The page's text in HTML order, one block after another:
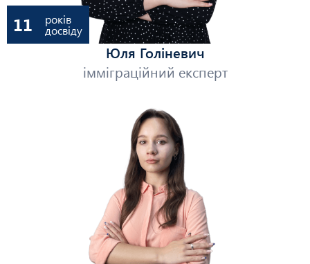
11 років
досвіду
Юля Голіневич
імміграційний експерт